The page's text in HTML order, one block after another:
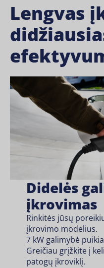
Lengvas
Didelės
įkrovimas
Rinkitės jūsų
įkrovimo modelius.
7 kW galimybė
Greičiau grįžkite į
patogų įkroviklį.